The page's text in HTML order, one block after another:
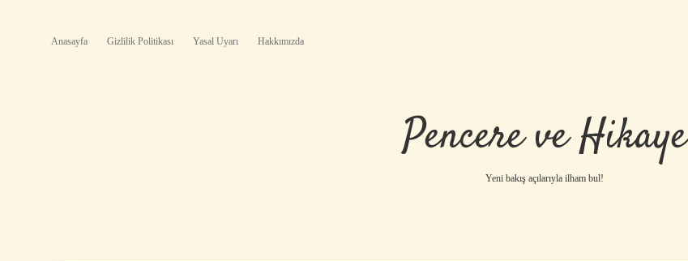
Anasayfa Gizlilik Politikası Yasal Uyarı Hakkımızda
Pencere ve Hikaye
Yeni bakış açılarıyla ilham bul!